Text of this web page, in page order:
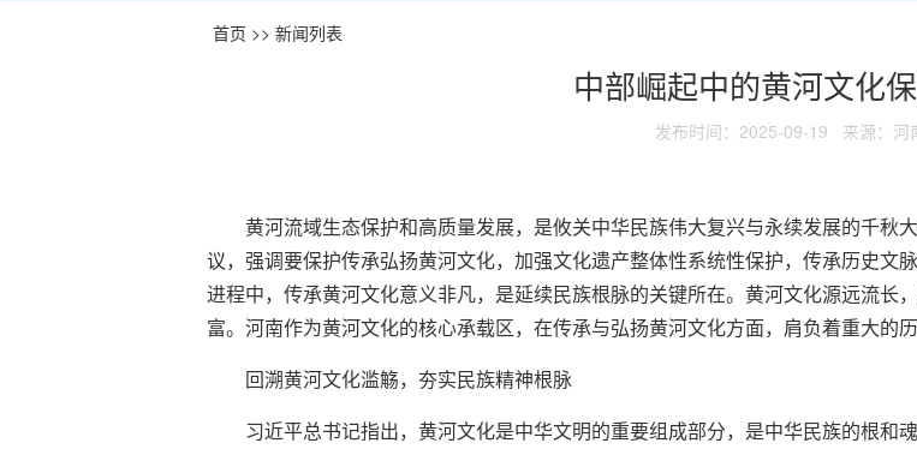
首页 >> 新闻列表
中部崛起中的黄河文化
发布时间：2025-09-19 来源：河
黄河流域生态保护和高质量发展，是攸关中华民族伟大复兴与永续发展的千秋
议，强调要保护传承弘扬黄河文化，加强文化遗产整体性系统性保护，传承历史文
进程中，传承黄河文化意义非凡，是延续民族根脉的关键所在。黄河文化源远流长
富。河南作为黄河文化的核心承载区，在传承与弘扬黄河文化方面，肩负着重大的
回溯黄河文化滥觞，夯实民族精神根脉
习近平总书记指出，黄河文化是中华文明的重要组成部分，是中华民族的根和